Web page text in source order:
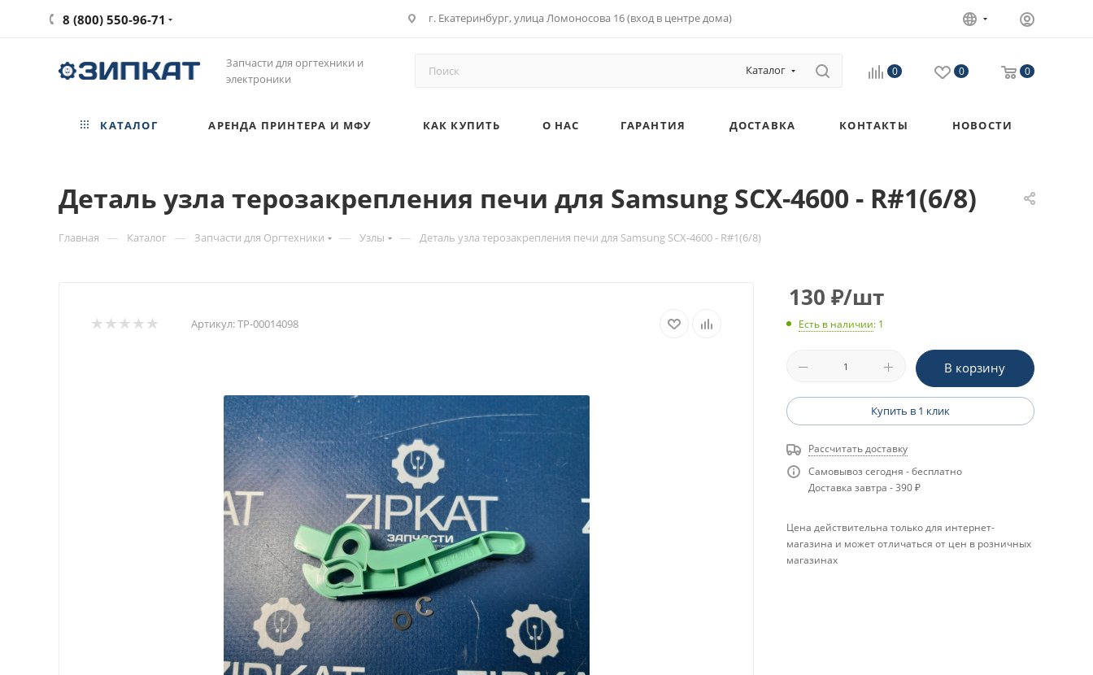
8 (800) 550-96-71 г. Екатеринбург, улица Ломоносова 16 (вход в центре дома)
Запчасти для оргтехники и
электроники
Каталог 0 0 0
КАТАЛОГ АРЕНДА ПРИНТЕРА И МФУ КАК КУПИТЬ О НАС ГАРАНТИЯ ДОСТАВКА КОНТАКТЫ НОВОСТИ
Деталь узла терозакрепления печи для Samsung SCX-4600 - R#1(6/8)
Главная — Каталог — Запчасти для Оргтехники — Узлы — Деталь узла терозакрепления печи для Samsung SCX-4600 - R#1(6/8)
Артикул:ТР-00014098
130 ₽/шт
Есть в наличии: 1
В корзину
Купить в 1 клик
Рассчитать доставку
Самовывоз сегодня - бесплатно
Доставка завтра - 390 ₽
Цена действительна только для интернет-
магазина и может отличаться от цен в розничных
магазинах